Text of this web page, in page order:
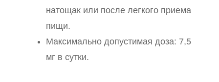
натощак или после легкого приема
пищи.
Максимально допустимая доза: 7,5
мг в сутки.